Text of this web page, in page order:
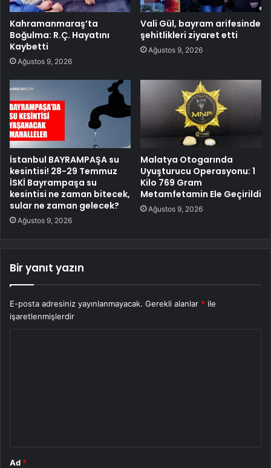
Kahramanmaraş’ta
Boğulma: R.Ç. Hayatını
Kaybetti
Ağustos 9, 2026
Vali Gül, bayram arifesinde
şehitlikleri ziyaret etti
Ağustos 9, 2026
İstanbul BAYRAMPAŞA su
kesintisi! 28-29 Temmuz
İSKİ Bayrampaşa su
kesintisi ne zaman bitecek,
sular ne zaman gelecek?
Ağustos 9, 2026
Malatya Otogarında
Uyuşturucu Operasyonu: 1
Kilo 769 Gram
Metamfetamin Ele Geçirildi
Ağustos 9, 2026
Bir yanıt yazın
E-posta adresiniz yayınlanmayacak. Gerekli alanlar * ile
işaretlenmişlerdir
Ad *